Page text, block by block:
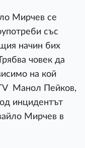
Мирчев се
със
начин бих
човек да
на кой
Манол Пейков,
инцидентът
Мирчев в